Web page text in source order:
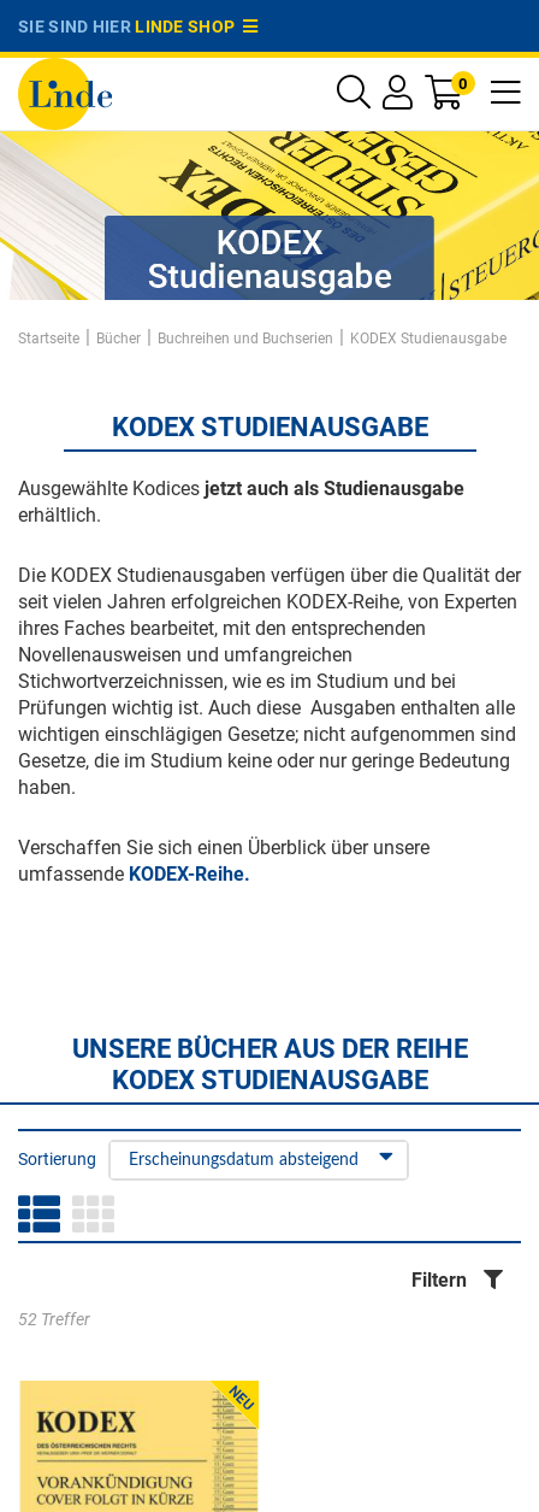
SIE SIND HIERLINDE SHOP
0
Startseite | Bücher | Buchreihen und Buchserien | KODEX Studienausgabe
KODEX STUDIENAUSGABE
Ausgewählte Kodices jetzt auch als Studienausgabe
erhältlich.
Die KODEX Studienausgaben verfügen über die Qualität der
seit vielen Jahren erfolgreichen KODEX-Reihe, von Experten
ihres Faches bearbeitet, mit den entsprechenden
Novellenausweisen und umfangreichen
Stichwortverzeichnissen, wie es im Studium und bei
Prüfungen wichtig ist. Auch diese Ausgaben enthalten alle
wichtigen einschlägigen Gesetze; nicht aufgenommen sind
Gesetze, die im Studium keine oder nur geringe Bedeutung
haben.
Verschaffen Sie sich einen Überblick über unsere
umfassende KODEX-Reihe.
UNSERE BÜCHER AUS DER REIHE
KODEX STUDIENAUSGABE
Sortierung Erscheinungsdatum absteigend
Filtern
52 Treffer